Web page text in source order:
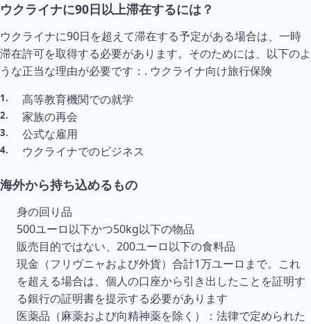
ウクライナに90日以上滞在するには？
ウクライナに90日を超えて滞在する予定がある場合は、一時
滞在許可を取得する必要があります。そのためには、以下のよ
うな正当な理由が必要です：. ウクライナ向け旅行保険
高等教育機関での就学
家族の再会
公式な雇用
ウクライナでのビジネス
海外から持ち込めるもの
身の回り品
500ユーロ以下かつ50kg以下の物品
販売目的ではない、200ユーロ以下の食料品
現金（フリヴニャおよび外貨）合計1万ユーロまで。これ
を超える場合は、個人の口座から引き出したことを証明す
る銀行の証明書を提示する必要があります
医薬品（麻薬および向精神薬を除く）：法律で定められた